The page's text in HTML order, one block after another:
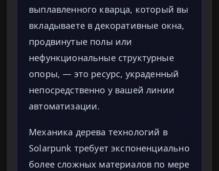
выплавленного кварца, который вы
вкладываете в декоративные окна,
продвинутые полы или
нефункциональные структурные
опоры, — это ресурс, украденный
непосредственно у вашей линии
автоматизации.
Механика дерева технологий в
Solarpunk требует экспоненциально
более сложных материалов по мере